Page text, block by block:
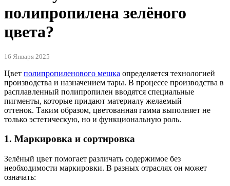
полипропилена зелёного
цвета?
16 Января 2025
Цвет полипропиленового мешка определяется технологией
производства и назначением тары. В процессе производства в
расплавленный полипропилен вводятся специальные
пигменты, которые придают материалу желаемый
оттенок. Таким образом, цветованная гамма выполняет не
только эстетическую, но и функциональную роль.
1. Маркировка и сортировка
Зелёный цвет помогает различать содержимое без
необходимости маркировки. В разных отраслях он может
означать: